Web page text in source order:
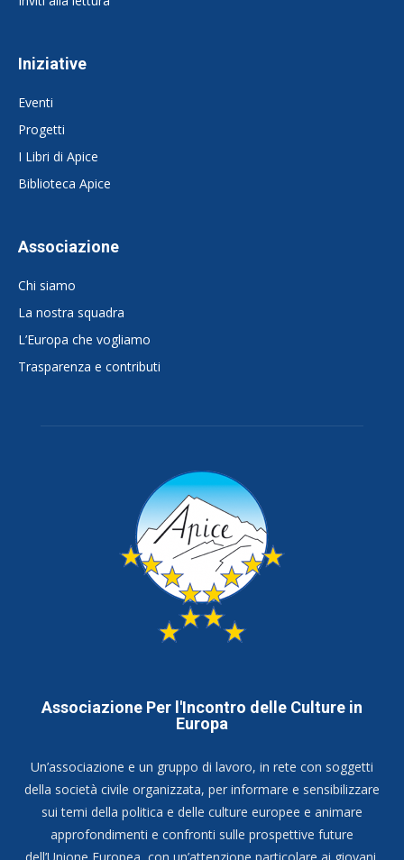
Iniziative
Eventi
Progetti
I Libri di Apice
Biblioteca Apice
Associazione
Chi siamo
La nostra squadra
L’Europa che vogliamo
Trasparenza e contributi
Associazione Per l'Incontro delle Culture in
Europa
Un’associazione e un gruppo di lavoro, in rete con soggetti
della società civile organizzata, per informare e sensibilizzare
sui temi della politica e delle culture europee e animare
approfondimenti e confronti sulle prospettive future